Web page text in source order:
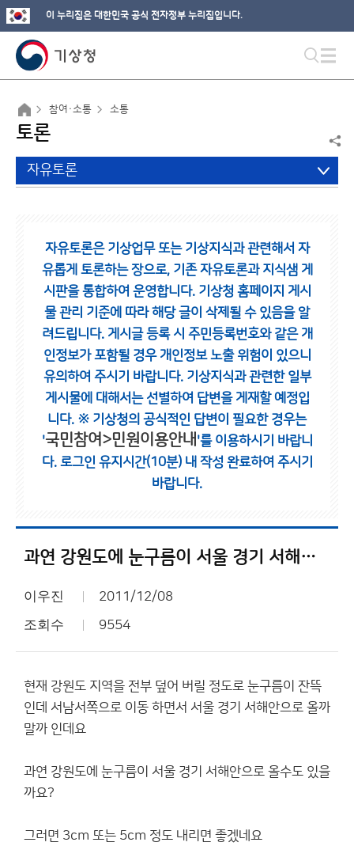
이 누리집은 대한민국 공식 전자정부 누리집입니다.
참여·소통 소통
토론
자유토론
자유토론은 기상업무 또는 기상지식과 관련해서 자
유롭게 토론하는 장으로, 기존 자유토론과 지식샘 게
시판을 통합하여 운영합니다. 기상청 홈페이지 게시
물 관리 기준에 따라 해당 글이 삭제될 수 있음을 알
려드립니다. 게시글 등록 시 주민등록번호와 같은 개
인정보가 포함될 경우 개인정보 노출 위험이 있으니
유의하여 주시기 바랍니다. 기상지식과 관련한 일부
게시물에 대해서는 선별하여 답변을 게재할 예정입
니다. ※ 기상청의 공식적인 답변이 필요한 경우는
'국민참여>민원이용안내 '를 이용하시기 바랍니
다. 로그인 유지시간(10분) 내 작성 완료하여 주시기
바랍니다.
과연 강원도에 눈구름이 서울 경기 서해안에????
이우진 2011/12/08
조회수 9554
현재 강원도 지역을 전부 덮어 버릴 정도로 눈구름이 잔뜩
인데 서남서쪽으로 이동 하면서 서울 경기 서해안으로 올까
말까 인데요
과연 강원도에 눈구름이 서울 경기 서해안으로 올수도 있을
까요?
그러면 3cm 또는 5cm 정도 내리면 좋겠네요